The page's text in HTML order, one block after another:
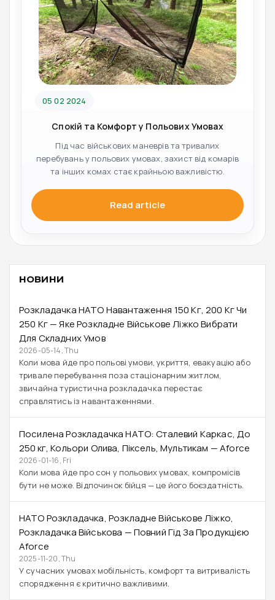
05 02 2024
Спокій та Комфорт у Польових Умовах
Під час військових маневрів та тривалих
перебувань у польових умовах, захист від комарів
та інших комах стає крайньою важливістю.
Read article
НОВИНИ
Розкладачка НАТО Навантаження 150 Кг, 200 Кг Чи
250 Кг — Яке Розкладне Військове Ліжко Вибрати
Для Складних Умов
2026-05-14, Thu
Коли мова йде про польові умови, укриття, евакуацію або
тривале перебування поза стаціонарним житлом,
звичайна туристична розкладачка перестає
справлятись із навантаженнями.
Посилена Розкладачка НАТО: Сталевий Каркас, До
250 Кг, Кольори Олива, Піксель, Мультикам — Aforce
2026-01-16, Fri
Коли мова йде про сон у польових умовах, компромісів
бути не може. Відпочинок бійця — це його боєздатність.
НАТО Розкладачка, Розкладне Військове Ліжко,
Розкладачка Військова — Повний Гід За Продукцією
Aforce
2025-11-20, Thu
У сучасних умовах мобільність, комфорт та витривалість
спорядження є критично важливими.